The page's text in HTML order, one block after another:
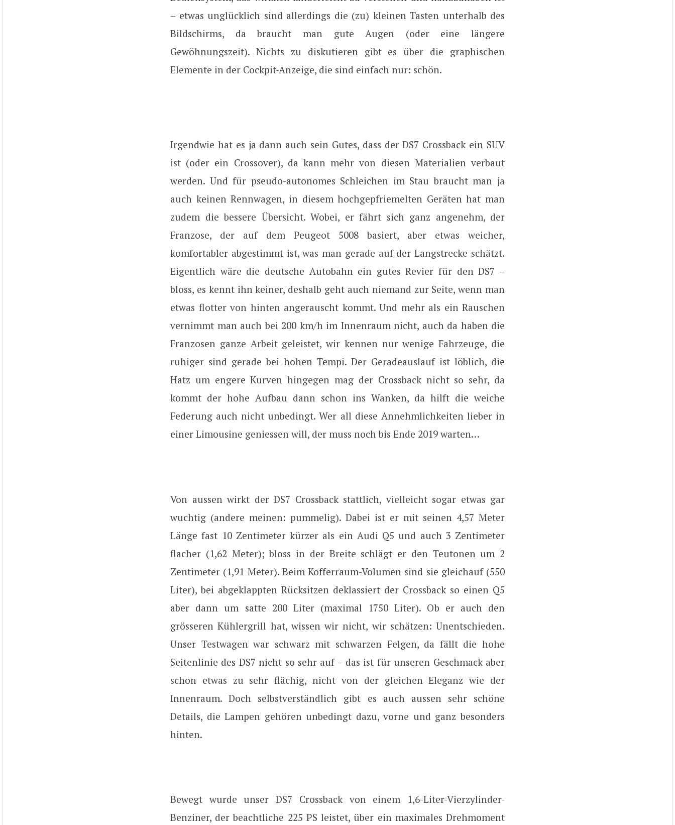
– etwas unglücklich sind allerdings die (zu) kleinen Tasten unterhalb des
Bildschirms, da braucht man gute Augen (oder eine längere
Gewöhnungszeit). Nichts zu diskutieren gibt es über die graphischen
Elemente in der Cockpit-Anzeige, die sind einfach nur: schön.
Irgendwie hat es ja dann auch sein Gutes, dass der DS7 Crossback ein SUV
ist (oder ein Crossover), da kann mehr von diesen Materialien verbaut
werden. Und für pseudo-autonomes Schleichen im Stau braucht man ja
auch keinen Rennwagen, in diesem hochgepfriemelten Geräten hat man
zudem die bessere Übersicht. Wobei, er fährt sich ganz angenehm, der
Franzose, der auf dem Peugeot 5008 basiert, aber etwas weicher,
komfortabler abgestimmt ist, was man gerade auf der Langstrecke schätzt.
Eigentlich wäre die deutsche Autobahn ein gutes Revier für den DS7 –
bloss, es kennt ihn keiner, deshalb geht auch niemand zur Seite, wenn man
etwas flotter von hinten angerauscht kommt. Und mehr als ein Rauschen
vernimmt man auch bei 200 km/h im Innenraum nicht, auch da haben die
Franzosen ganze Arbeit geleistet, wir kennen nur wenige Fahrzeuge, die
ruhiger sind gerade bei hohen Tempi. Der Geradeauslauf ist löblich, die
Hatz um engere Kurven hingegen mag der Crossback nicht so sehr, da
kommt der hohe Aufbau dann schon ins Wanken, da hilft die weiche
Federung auch nicht unbedingt. Wer all diese Annehmlichkeiten lieber in
einer Limousine geniessen will, der muss noch bis Ende 2019 warten…
Von aussen wirkt der DS7 Crossback stattlich, vielleicht sogar etwas gar
wuchtig (andere meinen: pummelig). Dabei ist er mit seinen 4,57 Meter
Länge fast 10 Zentimeter kürzer als ein Audi Q5 und auch 3 Zentimeter
flacher (1,62 Meter); bloss in der Breite schlägt er den Teutonen um 2
Zentimeter (1,91 Meter). Beim Kofferraum-Volumen sind sie gleichauf (550
Liter), bei abgeklappten Rücksitzen deklassiert der Crossback so einen Q5
aber dann um satte 200 Liter (maximal 1750 Liter). Ob er auch den
grösseren Kühlergrill hat, wissen wir nicht, wir schätzen: Unentschieden.
Unser Testwagen war schwarz mit schwarzen Felgen, da fällt die hohe
Seitenlinie des DS7 nicht so sehr auf – das ist für unseren Geschmack aber
schon etwas zu sehr flächig, nicht von der gleichen Eleganz wie der
Innenraum. Doch selbstverständlich gibt es auch aussen sehr schöne
Details, die Lampen gehören unbedingt dazu, vorne und ganz besonders
hinten.
Bewegt wurde unser DS7 Crossback von einem 1,6-Liter-Vierzylinder-
Benziner, der beachtliche 225 PS leistet, über ein maximales Drehmoment